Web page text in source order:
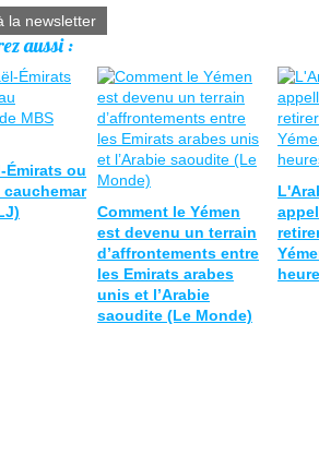
la newsletter
aussi :
Émirats ou
Comment le Yémen
est devenu un terrain
d’affrontements entre
les Emirats arabes
unis et l’Arabie
saoudite (Le Monde)